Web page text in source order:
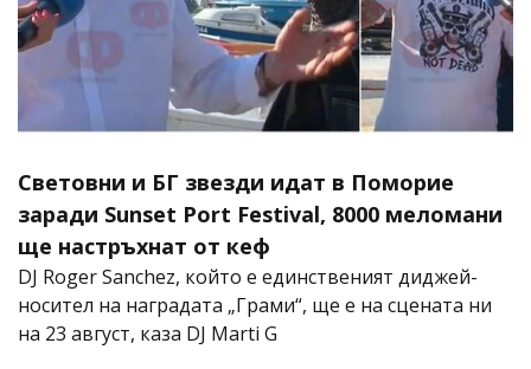
Световни и БГ звезди идат в Поморие
заради Sunset Port Festival, 8000 меломани
ще настръхнат от кеф
DJ Roger Sanchez, който е единственият диджей-
носител на наградата „Грами“, ще е на сцената ни
на 23 август, каза DJ Marti G